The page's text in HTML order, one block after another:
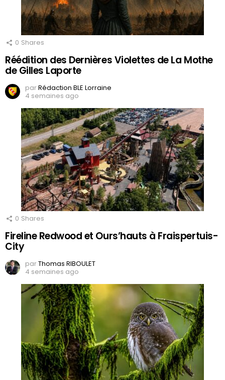
0 Shares
Réédition des Dernières Violettes de La Mothe
de Gilles Laporte
parRédaction BLE Lorraine
4 semaines ago
0 Shares
Fireline Redwood et Ours’hauts à Fraispertuis-
City
parThomas RIBOULET
4 semaines ago